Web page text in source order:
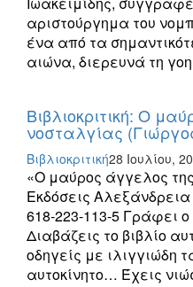
αριστούργημα του
ένα από τα
αιώνα, διερευνά τη
Βιβλιοκριτική: Ο
νοσταλγίας
Βιβλιοκριτική28 Ιουλίου,
«Ο μαύρος άγγελος
Εκδόσεις
618-223-113-5 Γράφει
Διαβάζεις το βιβλίο
οδηγείς με ιλιγγιώδη
αυτοκίνητο… Έχεις